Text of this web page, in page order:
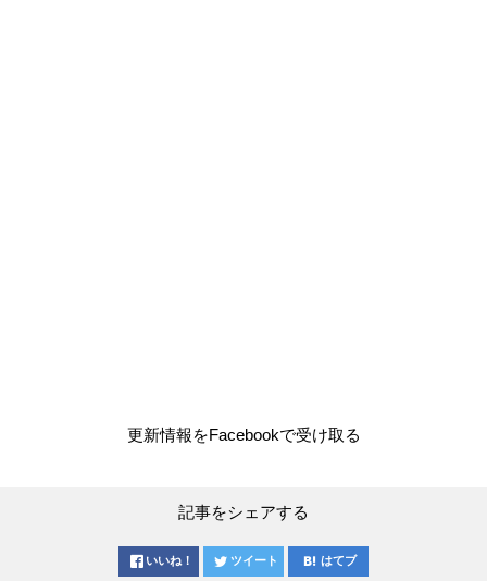
更新情報をFacebookで受け取る
記事をシェアする
いいね！ ツイート はてブ